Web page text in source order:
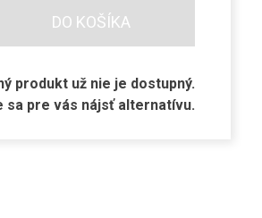
DO KOŠÍKA
produkt už nie je dostupný.
sa pre vás nájsť alternatívu.